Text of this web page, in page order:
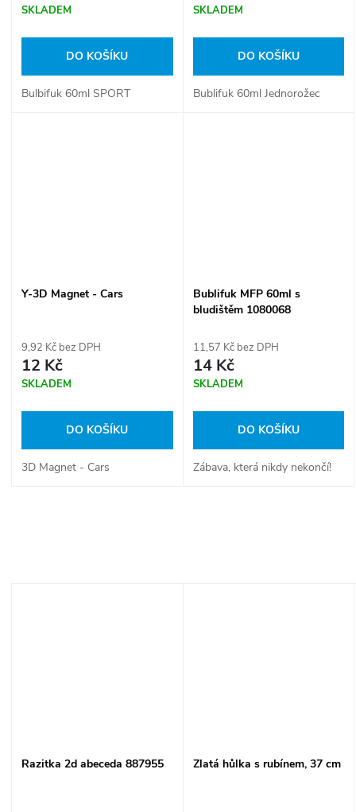
cena:
SKLADEM
DO KOŠÍKU
Bulbifuk 60ml SPORT
cena:
SKLADEM
DO KOŠÍKU
Bublifuk 60ml Jednorožec
Y-3D Magnet - Cars
9,92 Kč bez DPH
12 Kč
SKLADEM
DO KOŠÍKU
3D Magnet - Cars
Bublifuk MFP 60ml s
bludištěm 1080068
11,57 Kč bez DPH
14 Kč
SKLADEM
DO KOŠÍKU
Zábava, která nikdy nekončí!
Razitka 2d abeceda 887955 Zlatá hůlka s rubínem, 37 cm